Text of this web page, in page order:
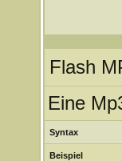
Flash
Eine
Syntax
Beispiel